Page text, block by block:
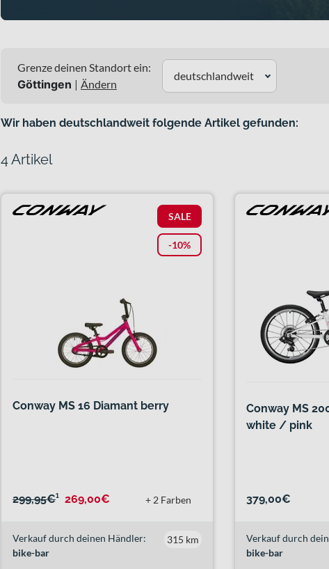
Grenze deinen Standort ein:
Göttingen | Ändern
deutschlandweit
Wir haben deutschlandweit folgende Artikel gefunden:
4 Artikel
SALE
-10%
Conway MS 16 Diamant berry
299,95€¹ 269,00€ + 2 Farben
Verkauf durch deinen Händler:
bike-bar
315 km
Conway MS
white / pink
379,00€
Verkauf durch
bike-bar